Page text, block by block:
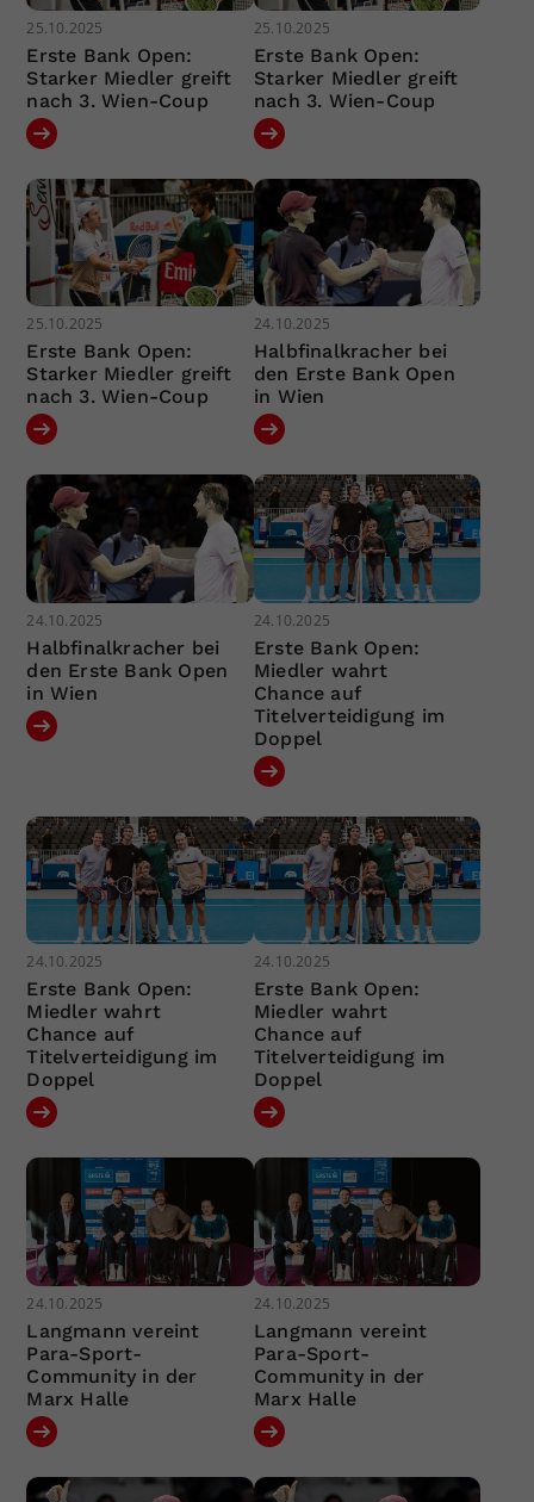
25.10.2025
Erste Bank Open:
Starker Miedler greift
nach 3. Wien-Coup
25.10.2025
Erste Bank Open:
Starker Miedler greift
nach 3. Wien-Coup
25.10.2025
Erste Bank Open:
Starker Miedler greift
nach 3. Wien-Coup
24.10.2025
Halbfinalkracher bei
den Erste Bank Open
in Wien
24.10.2025
Halbfinalkracher bei
den Erste Bank Open
in Wien
24.10.2025
Erste Bank Open:
Miedler wahrt
Chance auf
Titelverteidigung im
Doppel
24.10.2025
Erste Bank Open:
Miedler wahrt
Chance auf
Titelverteidigung im
Doppel
24.10.2025
Erste Bank Open:
Miedler wahrt
Chance auf
Titelverteidigung im
Doppel
24.10.2025
Langmann vereint
Para-Sport-
Community in der
Marx Halle
24.10.2025
Langmann vereint
Para-Sport-
Community in der
Marx Halle